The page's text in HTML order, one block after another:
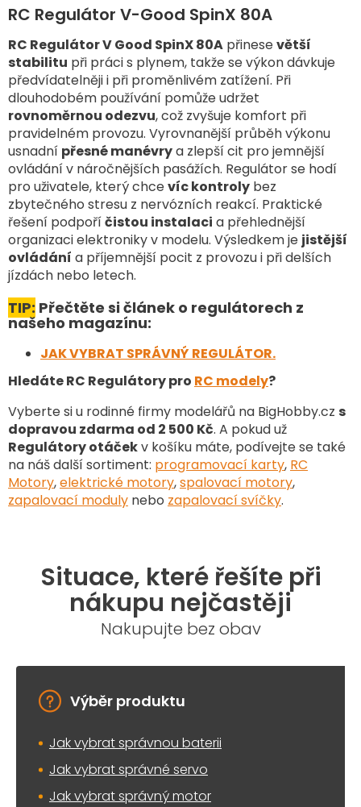
l
á
d
a
c
í
p
r
v
k
y
v
ý
p
i
s
u
RC Regulátor V-Good SpinX 80A
RC Regulátor V Good SpinX 80A přinesevětší
stabilitu při práci s plynem, takže se výkon dávkuje
předvídatelněji i při proměnlivém zatížení. Při
dlouhodobém používání pomůže udržet
rovnoměrnou odezvu, což zvyšuje komfort při
pravidelném provozu. Vyrovnanější průběh výkonu
usnadní přesné manévrya zlepší cit pro jemnější
ovládání v náročnějších pasážích. Regulátor se hodí
pro uživatele, který chcevíc kontroly bez
zbytečného stresu z nervózních reakcí. Praktické
řešení podpoříčistou instalaci a přehlednější
organizaci elektroniky v modelu. Výsledkem je jistější
ovládání a příjemnější pocit z provozu i při delších
jízdách nebo letech.
TIP: Přečtěte si článek o regulátorech z
našeho magazínu:
JAK VYBRAT SPRÁVNÝ REGULÁTOR.
Hledáte RC Regulátory pro RC modely?
Vyberte si u rodinné firmy modelářů na BigHobby.cz s
dopravou zdarma od 2 500 Kč. A pokud už
Regulátory otáčekv košíku máte, podívejte se také
na náš další sortiment: programovací karty, RC
Motory,elektrické motory,spalovací motory,
zapalovací moduly nebo zapalovací svíčky.
Situace, které řešíte při
nákupu nejčastěji
Nakupujte bez obav
Výběr produktu
Jak vybrat správnou baterii
Jak vybrat správné servo
Jak vybrat správný motor